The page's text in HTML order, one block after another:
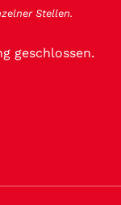
Stellen.
geschlossen.